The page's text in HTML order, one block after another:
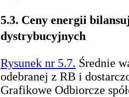
5.3. Ceny energii
dystrybucyjnych
Rysunek nr 5.7. Średnie
odebranej z RB i
Grafikowe Odbiorcze